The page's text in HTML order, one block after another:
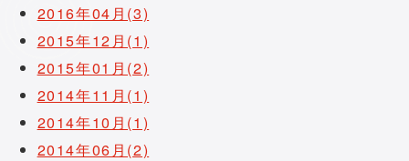
2016年04月(3)
2015年12月(1)
2015年01月(2)
2014年11月(1)
2014年10月(1)
2014年06月(2)